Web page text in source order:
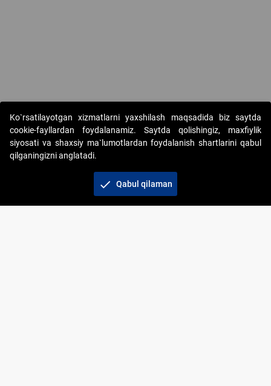
Copyright © 2017-2026. "Elektron onlayn-auksionlarni
tashkil etish" AJ. Barcha huquqlar himoyalangan
Ko`rsatilayotgan xizmatlarni yaxshilash maqsadida biz saytda
cookie-fayllardan foydalanamiz. Saytda qolishingiz, maxfiylik
siyosati va shaxsiy ma`lumotlardan foydalanish shartlarini qabul
qilganingizni anglatadi.
check Qabul qilaman